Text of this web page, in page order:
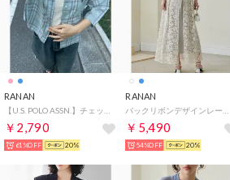
RANAN
￥2,790
61%OFF 20%
RANAN
￥5,490
54%OFF 20%